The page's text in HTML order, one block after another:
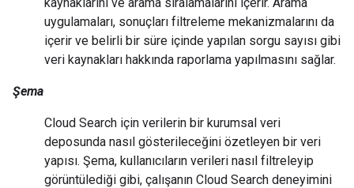
uygulamaları, sonuçları filtreleme mekanizmalarını da
içerir ve belirli bir süre içinde yapılan sorgu sayısı gibi
veri kaynakları hakkında raporlama yapılmasını sağlar.
Şema
Cloud Search için verilerin bir kurumsal veri
deposunda nasıl gösterileceğini özetleyen bir veri
yapısı. Şema, kullanıcıların verileri nasıl filtreleyip
görüntülediği gibi, çalışanın Cloud Search deneyimini